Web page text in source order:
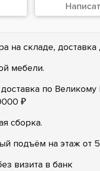
на складе, доставка
мебели.
доставка по
₽
сборка.
подъём на этаж от
визита в банк